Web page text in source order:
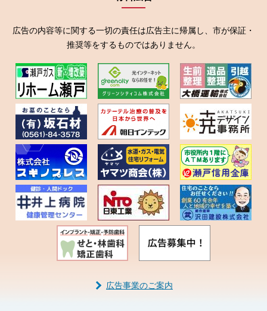
広告の内容等に関する一切の責任は広告主に帰属し、市が保証・
推奨等をするものではありません。
広告事業のご案内